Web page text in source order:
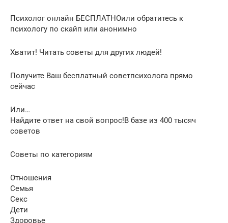
Психолог онлайн БЕСПЛАТНОили обратитесь к
психологу по скайп или анонимно
Хватит! Читать советы для других людей!
Получите Ваш бесплатный советпсихолога прямо
сейчас
Или…
Найдите ответ на свой вопрос!В базе из 400 тысяч
советов
Советы по категориям
Отношения
Семья
Секс
Дети
Здоровье